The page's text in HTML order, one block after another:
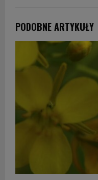
PODOBNE ARTYKUŁY